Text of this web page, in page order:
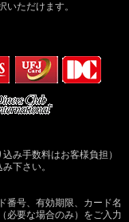
いただけます。
み手数料はお客様負担）
下さい。
番号、有効期限、カード名
必要な場合のみ）をご入力